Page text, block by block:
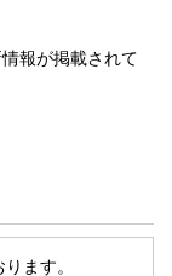
報が掲載されて
ます。